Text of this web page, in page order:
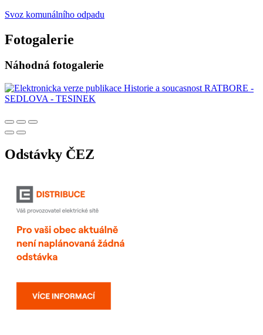
Svoz komunálního odpadu
Fotogalerie
Náhodná fotogalerie
Odstávky ČEZ